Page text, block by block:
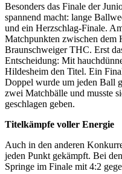
Besonders das Finale der
spannend macht: lange
und ein Herzschlag-Finale.
Matchpunkten zwischen dem
Braunschweiger THC. Erst
Entscheidung: Mit
Hildesheim den Titel. Ein
Doppel wurde um jeden Ball
zwei Matchbälle und musste
geschlagen geben.
Titelkämpfe voller Energie
Auch in den anderen
jeden Punkt gekämpft. Bei
Springe im Finale mit 4:2